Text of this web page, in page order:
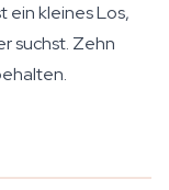
ein kleines Los,
suchst. Zehn